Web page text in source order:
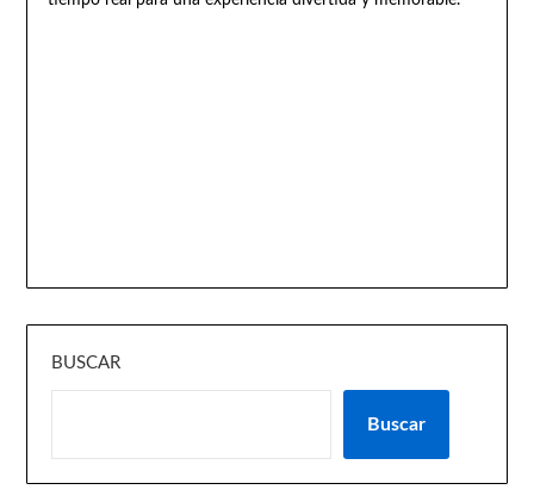
BUSCAR
Buscar